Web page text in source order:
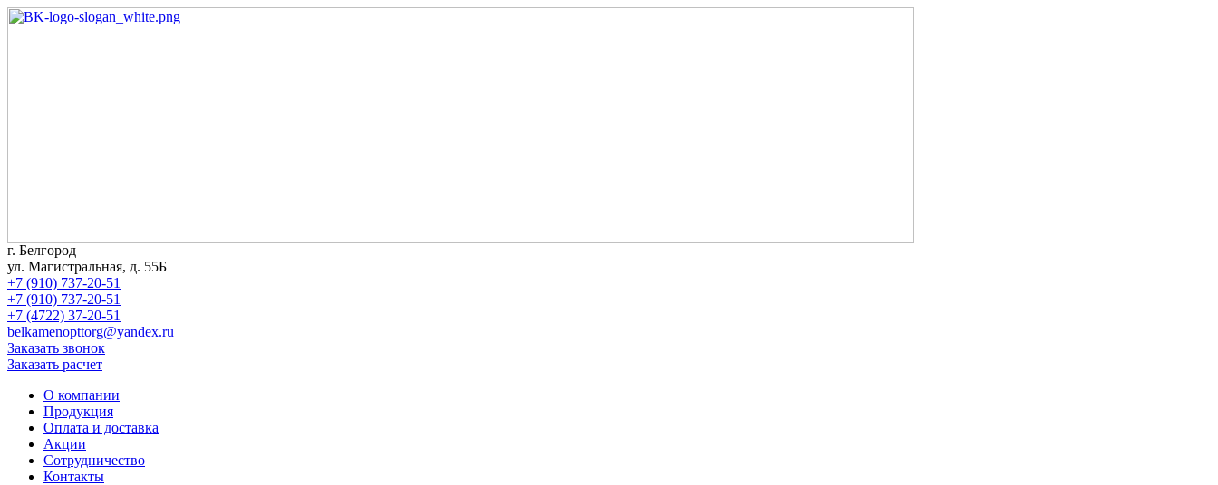
г. Белгород
ул. Магистральная, д. 55Б
+7 (910) 737-20-51
+7 (910) 737-20-51
+7 (4722) 37-20-51
belkamenopttorg@yandex.ru
Заказать звонок
Заказать расчет
О компании
Продукция
Оплата и доставка
Акции
Сотрудничество
Контакты